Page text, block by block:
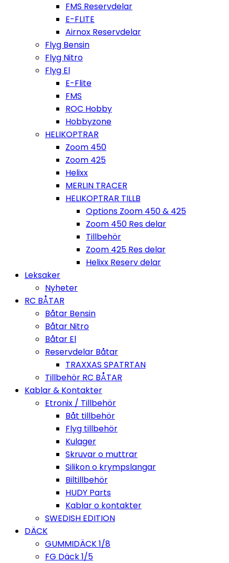
FMS Reservdelar
E-FLITE
Airnox Reservdelar
Flyg Bensin
Flyg Nitro
Flyg El
E-Flite
FMS
ROC Hobby
Hobbyzone
HELIKOPTRAR
Zoom 450
Zoom 425
Helixx
MERLIN TRACER
HELIKOPTRAR TILLB
Options Zoom 450 & 425
Zoom 450 Res delar
Tillbehör
Zoom 425 Res delar
Helixx Reserv delar
Leksaker
Nyheter
RC BÅTAR
Båtar Bensin
Båtar Nitro
Båtar El
Reservdelar Båtar
TRAXXAS SPATRTAN
Tillbehör RC BÅTAR
Kablar & Kontakter
Etronix / Tillbehör
Båt tillbehör
Flyg tillbehör
Kulager
Skruvar o muttrar
Silikon o krympslangar
Biltillbehör
HUDY Parts
Kablar o kontakter
SWEDISH EDITION
DÄCK
GUMMIDÄCK 1/8
FG Däck 1/5